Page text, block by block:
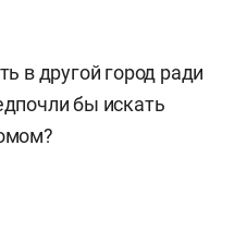
в другой город ради
бы искать